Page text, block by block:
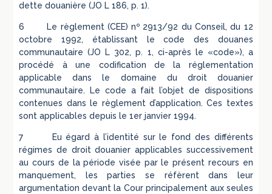
dette douanière (JO L 186, p. 1).
6 Le règlement (CEE) nº 2913/92 du Conseil, du 12
octobre 1992, établissant le code des douanes
communautaire (JO L 302, p. 1, ci-après le «code»), a
procédé à une codification de la réglementation
applicable dans le domaine du droit douanier
communautaire. Le code a fait l’objet de dispositions
contenues dans le règlement d’application. Ces textes
sont applicables depuis le 1er janvier 1994.
7 Eu égard à l’identité sur le fond des différents
régimes de droit douanier applicables successivement
au cours de la période visée par le présent recours en
manquement, les parties se réfèrent dans leur
argumentation devant la Cour principalement aux seules